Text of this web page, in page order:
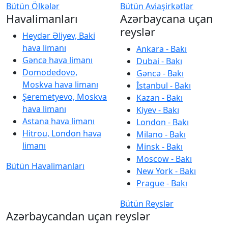
Bütün Ölkələr
Bütün Aviaşirkətlər
Havalimanları
Heydər Əliyev, Baki
hava limanı
Gəncə hava limanı
Domodedovo,
Moskva hava limanı
Şeremetyevo, Moskva
hava limanı
Astana hava limanı
Hitrou, London hava
limanı
Bütün Havalimanları
Azərbaycana uçan
reyslər
Ankara - Bakı
Dubai - Bakı
Gəncə - Bakı
İstanbul - Bakı
Kazan - Bakı
Kiyev - Bakı
London - Bakı
Milano - Bakı
Minsk - Bakı
Moscow - Bakı
New York - Bakı
Prague - Bakı
Bütün Reyslər
Azərbaycandan uçan reyslər